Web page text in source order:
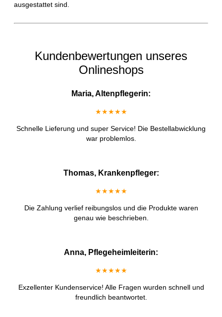
ausgestattet sind.
Kundenbewertungen unseres
Onlineshops
Maria, Altenpflegerin:
★★★★★
Schnelle Lieferung und super Service! Die Bestellabwicklung
war problemlos.
Thomas, Krankenpfleger:
★★★★★
Die Zahlung verlief reibungslos und die Produkte waren
genau wie beschrieben.
Anna, Pflegeheimleiterin:
★★★★★
Exzellenter Kundenservice! Alle Fragen wurden schnell und
freundlich beantwortet.